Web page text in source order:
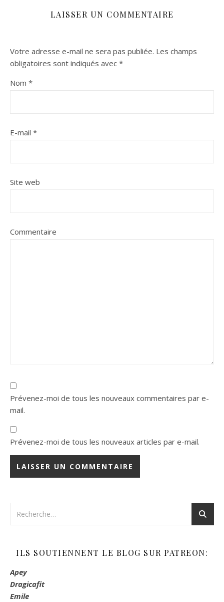
LAISSER UN COMMENTAIRE
Votre adresse e-mail ne sera pas publiée. Les champs
obligatoires sont indiqués avec *
Nom *
E-mail *
Site web
Commentaire
Prévenez-moi de tous les nouveaux commentaires par e-
mail.
Prévenez-moi de tous les nouveaux articles par e-mail.
ILS SOUTIENNENT LE BLOG SUR PATREON:
Apey
Dragicafit
Emile